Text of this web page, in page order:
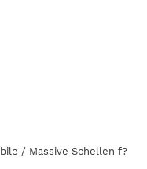
/ Massive Schellen f?